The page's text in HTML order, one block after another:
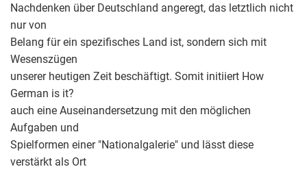
Nachdenken über Deutschland angeregt, das letztlich nicht
nur von
Belang für ein spezifisches Land ist, sondern sich mit
Wesenszügen
unserer heutigen Zeit beschäftigt. Somit initiiert How
German is it?
auch eine Auseinandersetzung mit den möglichen
Aufgaben und
Spielformen einer "Nationalgalerie" und lässt diese
verstärkt als Ort